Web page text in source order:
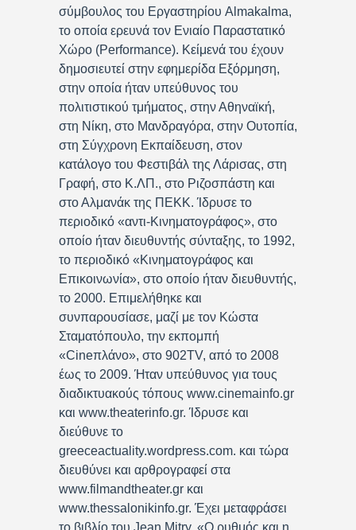
σύμβουλος του Εργαστηρίου Almakalma,
το οποία ερευνά τον Ενιαίο Παραστατικό
Χώρο (Performance). Κείμενά του έχουν
δημοσιευτεί στην εφημερίδα Εξόρμηση,
στην οποία ήταν υπεύθυνος του
πολιτιστικού τμήματος, στην Αθηναϊκή,
στη Νίκη, στο Μανδραγόρα, στην Ουτοπία,
στη Σύγχρονη Εκπαίδευση, στον
κατάλογο του Φεστιβάλ της Λάρισας, στη
Γραφή, στο Κ.ΛΠ., στο Ριζοσπάστη και
στο Αλμανάκ της ΠΕΚΚ. Ίδρυσε το
περιοδικό «αντι-Κινηματογράφος», στο
οποίο ήταν διευθυντής σύνταξης, το 1992,
το περιοδικό «Κινηματογράφος και
Επικοινωνία», στο οποίο ήταν διευθυντής,
το 2000. Επιμελήθηκε και
συνπαρουσίασε, μαζί με τον Κώστα
Σταματόπουλο, την εκπομπή
«Cineπλάνο», στο 902TV, από το 2008
έως το 2009. Ήταν υπεύθυνος για τους
διαδικτυακούς τόπους www.cinemainfo.gr
και www.theaterinfo.gr. Ίδρυσε και
διεύθυνε το
greeceactuality.wordpress.com. και τώρα
διευθύνει και αρθρογραφεί στα
www.filmandtheater.gr και
www.thessalonikinfo.gr. Έχει μεταφράσει
το βιβλίο του Jean Mitry, «Ο ρυθμός και η